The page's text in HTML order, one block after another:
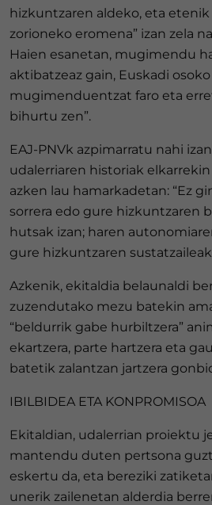
hizkuntzaren aldeko, eta
zorioneko eromena” izan zela
Haien esanetan, mugimendu
aktibatzeaz gain, Euskadi
mugimenduentzat faro eta
bihurtu zen”.
EAJ-PNVk azpimarratu nahi
udalerriaren historiak
azken lau hamarkadetan: “Ez
sorrera edo gure hizkuntzaren
hutsak izan; haren
gure hizkuntzaren sustatzaileak
Azkenik, ekitaldia belaunaldi
zuzendutako mezu batekin
“beldurrik gabe hurbiltzera”
ekartzera, parte hartzera eta
batetik zalantzan jartzera
IBILBIDEA ETA KONPROMISOA
Ekitaldian, udalerrian proiektu
mantendu duten pertsona
eskertu da, eta bereziki
unerik zailenetan alderdia